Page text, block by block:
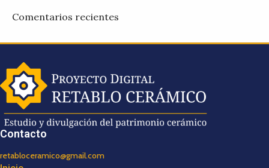
Comentarios recientes
Contacto
retabloceramico@gmail.com